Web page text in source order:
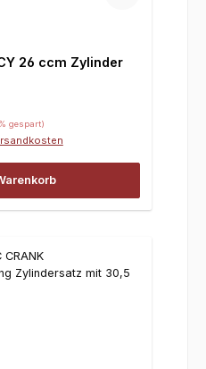
26 ccm Zylinder
gespart)